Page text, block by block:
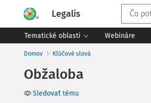
Legalis
Tematické oblasti Webináre
Domov Kľúčové slová
Obžaloba
Sledovať tému